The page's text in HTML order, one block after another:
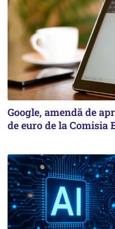
Google, amendă de
de euro de la Comisia